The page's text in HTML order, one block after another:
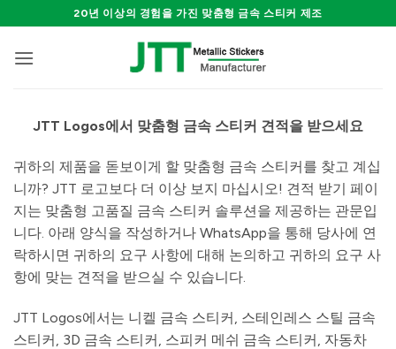
to
content
20년 이상의 경험을 가진 맞춤형 금속 스티커 제조
JTT Logos에서 맞춤형 금속 스티커 견적을 받으세요
귀하의 제품을 돋보이게 할 맞춤형 금속 스티커를 찾고 계십
니까? JTT 로고보다 더 이상 보지 마십시오! 견적 받기 페이
지는 맞춤형 고품질 금속 스티커 솔루션을 제공하는 관문입
니다. 아래 양식을 작성하거나 WhatsApp을 통해 당사에 연
락하시면 귀하의 요구 사항에 대해 논의하고 귀하의 요구 사
항에 맞는 견적을 받으실 수 있습니다.
JTT Logos에서는 니켈 금속 스티커, 스테인레스 스틸 금속
스티커, 3D 금속 스티커, 스피커 메쉬 금속 스티커, 자동차